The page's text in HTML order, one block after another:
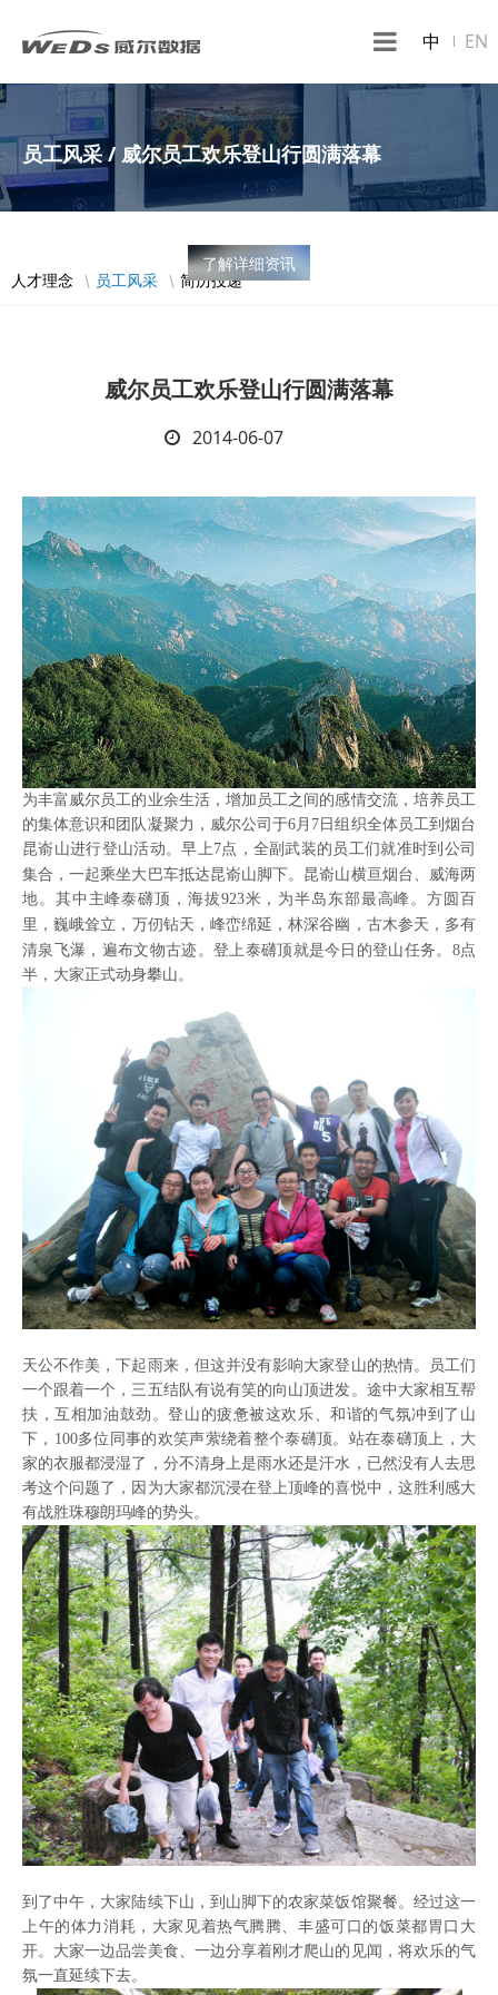
中 EN
员工风采 / 威尔员工欢乐登山行圆满落幕
人才理念 员工风采 简历投递
威尔员工欢乐登山行圆满落幕
2014-06-07
为丰富威尔员工的业余生活，增加员工之间的感情交流，培养员工
的集体意识和团队凝聚力，威尔公司于6月 7 日组织全体员工到烟台
昆嵛山进行登山活动。早上7点，全副武装的员工们就准时到公司
集合，一起乘坐大巴车抵达昆嵛山脚下。 昆嵛山横亘烟台、威海两
地。其中 主峰泰礴顶，海拔923米，为半岛东部最高峰。方圆百
里，巍峨耸立， 万仞钻天，峰峦绵延，林深谷幽，古木参天，多有
清泉飞瀑，遍布文物古迹。 登上泰礴顶就是今日的登山任务。 8点
半，大家正式动身攀山。
天公不作美，下起雨来，但这并没有影响大家登山的热情。员工们
一个跟着一个，三五结队有说有笑的向山顶进发。途中大家相互帮
扶，互相加油鼓劲。登山的疲惫被这欢乐、和谐的气氛冲到了山
下， 100多位同事的欢笑声萦绕着整个泰礴顶 。站在泰礴顶 上，大
家的衣服都浸湿了，分不清身上是雨水还是汗水，已然没有人去思
考这个问题了，因为大家都沉浸在登上顶峰的喜悦中，这胜利感大
有战胜珠穆朗玛峰的势头。
到了中午，大家陆续下山，到山脚下的农家菜饭馆聚餐。经过这一
上午的体力消耗，大家见着热气腾腾、丰盛可口的饭菜都胃口大
开。大家一边品尝美食、一边分享着刚才爬山的见闻，将欢乐的气
氛一直延续下去。
了解详细资讯